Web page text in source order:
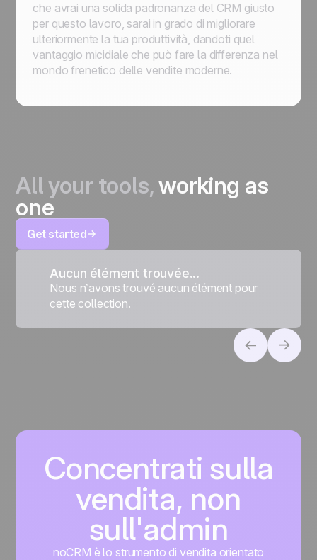
che avrai una solida padronanza del CRM giusto
per questo lavoro, sarai in grado di migliorare
ulteriormente la tua produttività, dandoti quel
vantaggio micidiale che può fare la differenza nel
mondo frenetico delle vendite moderne.
All your tools,working as
one
Get started
Aucun élément trouvée...
Nous n’avons trouvé aucun élément pour
cette collection.
Concentrati sulla
vendita, non
sull'admin
noCRM è lo strumento di vendita orientato